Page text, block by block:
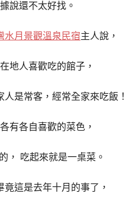
據說還不太好找。
水月景觀溫泉民宿主人說，
地人喜歡吃的館子，
人是常客，經常全家來吃飯！
有各自喜歡的菜色，
， 吃起來就是一桌菜。
竟這是去年十月的事了，